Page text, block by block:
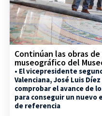
Continúan las obras
museográfico del
• El vicepresidente
Valenciana, José Luis
comprobar el avance de
para conseguir un nuevo
de referencia